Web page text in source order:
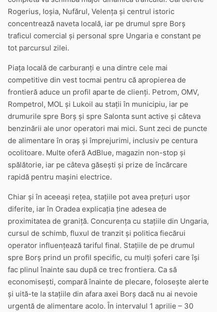
Rogerius, Ioșia, Nufărul, Velența și centrul istoric
concentrează naveta locală, iar pe drumul spre Borș
traficul comercial și personal spre Ungaria e constant pe
tot parcursul zilei.
Piața locală de carburanți e una dintre cele mai
competitive din vest tocmai pentru că apropierea de
frontieră aduce un profil aparte de clienți. Petrom, OMV,
Rompetrol, MOL și Lukoil au stații în municipiu, iar pe
drumurile spre Borș și spre Salonta sunt active și câteva
benzinării ale unor operatori mai mici. Sunt zeci de puncte
de alimentare în oraș și împrejurimi, inclusiv pe centura
ocolitoare. Multe oferă AdBlue, magazin non-stop și
spălătorie, iar pe câteva găsești și prize de încărcare
rapidă pentru mașini electrice.
Chiar și în aceeași rețea, stațiile pot avea prețuri ușor
diferite, iar în Oradea explicația ține adesea de
proximitatea de graniță. Concurența cu stațiile din Ungaria,
cursul de schimb, fluxul de tranzit și politica fiecărui
operator influențează tariful final. Stațiile de pe drumul
spre Borș prind un profil specific, cu mulți șoferi care își
fac plinul înainte sau după ce trec frontiera. Ca să
economisești, compară înainte de plecare, folosește alerte
și uită-te la stațiile din afara axei Borș dacă nu ai nevoie
urgentă de alimentare acolo. În intervalul 1 aprilie – 30